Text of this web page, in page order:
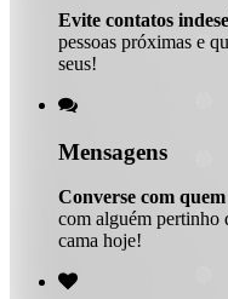
Evite contatos
pessoas próximas e
seus!

Mensagens
Converse com
com alguém pertinho
cama hoje!
